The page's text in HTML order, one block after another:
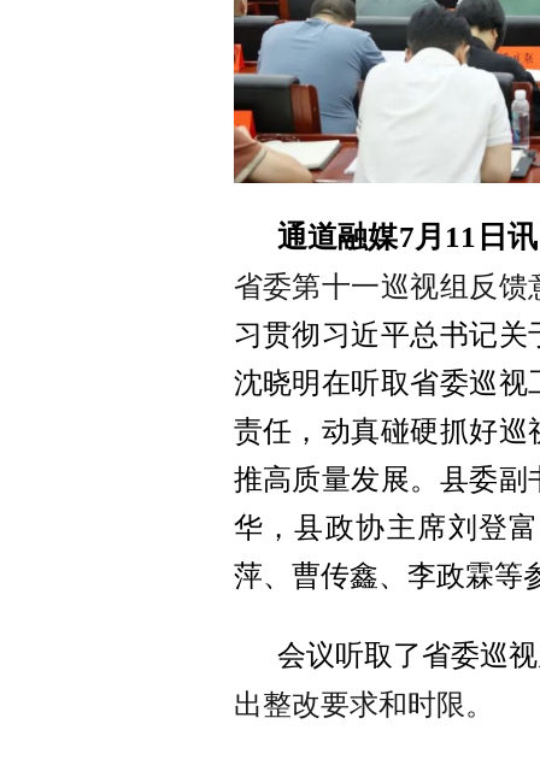
通道融媒7月11日
省委第十一巡视组反
习贯彻习近平总书记
沈晓明在听取省委巡
责任，动真碰硬抓好巡
推高质量发展。县委
华，县政协主席刘登
萍、曹传鑫、李政霖等
会议听取了省委巡
出整改要求和时限。